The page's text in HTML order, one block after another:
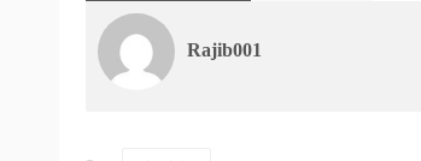
Rajib001